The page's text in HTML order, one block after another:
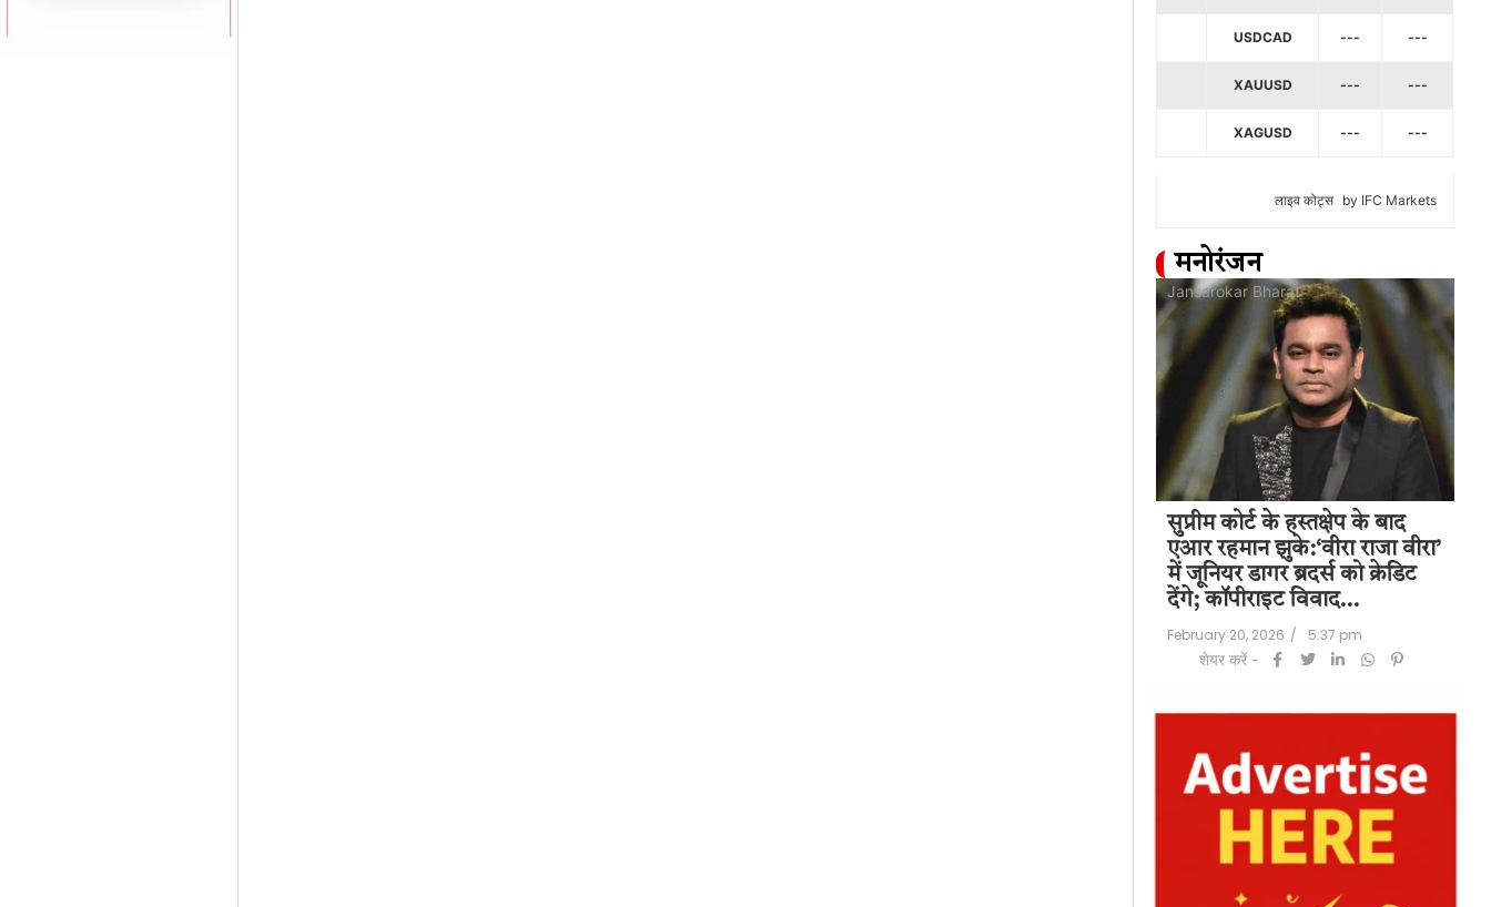
USDCAD --- ---
XAUUSD --- ---
XAGUSD --- ---
लाइव कोट्स by IFC Markets
मनोरंजन
Jansarokar Bharat
सुप्रीम कोर्ट के हस्तक्षेप के बाद
एआर रहमान झुके:‘वीरा राजा वीरा’
में जूनियर डागर ब्रदर्स को क्रेडिट
देंगे; कॉपीराइट विवाद…
February 20, 2026 /
5:37 pm
शेयर करें -